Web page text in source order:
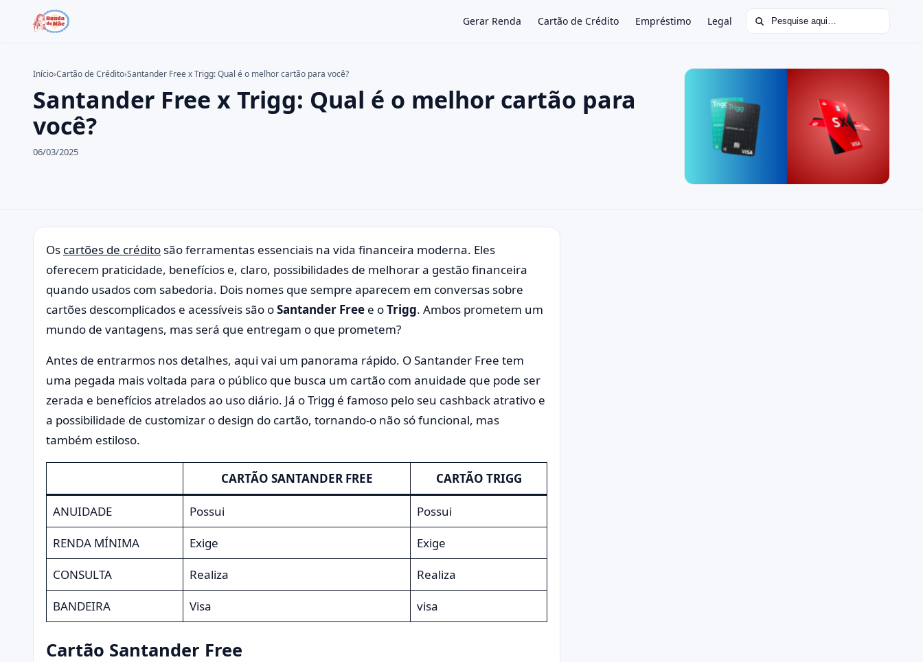
Gerar Renda Cartão de Crédito Empréstimo Legal Buscar por:
Buscar no site ×
Buscar por:
Pressione Enter para buscar ou ESC para fechar.
Início›Cartão de Crédito›Santander Free x Trigg: Qual é o melhor cartão para você?
Santander Free x Trigg: Qual é o melhor cartão para
você?
06/03/2025
Os cartões de crédito são ferramentas essenciais na vida financeira moderna. Eles
oferecem praticidade, benefícios e, claro, possibilidades de melhorar a gestão financeira
quando usados com sabedoria. Dois nomes que sempre aparecem em conversas sobre
cartões descomplicados e acessíveis são oSantander Free e oTrigg. Ambos prometem um
mundo de vantagens, mas será que entregam o que prometem?
Antes de entrarmos nos detalhes, aqui vai um panorama rápido. O Santander Free tem
uma pegada mais voltada para o público que busca um cartão com anuidade que pode ser
zerada e benefícios atrelados ao uso diário. Já o Trigg é famoso pelo seu cashback atrativo e
a possibilidade de customizar o design do cartão, tornando-o não só funcional, mas
também estiloso.
CARTÃO SANTANDER FREE CARTÃO TRIGG
ANUIDADE Possui
Possui
RENDA MÍNIMA
Exige
Exige
CONSULTA
Realiza
Realiza
BANDEIRA
Visa visa
Cartão Santander Free